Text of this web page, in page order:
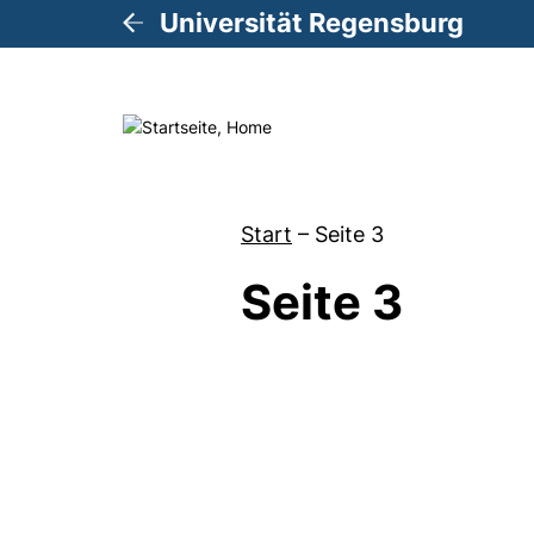
Universität Regensburg
Start – Seite 3
Seite 3